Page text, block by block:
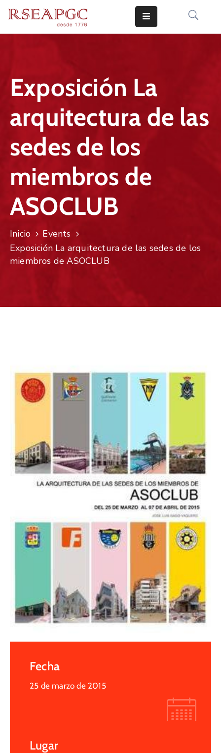
COMUNICADOS
CONOCERNOS
EDICIONES
CONTACTO
Exposición La
arquitectura de las
sedes de los
miembros de
ASOCLUB
Inicio
Events
Exposición La arquitectura de las sedes de los
miembros de ASOCLUB
Fecha
25 de marzo de 2015
Lugar